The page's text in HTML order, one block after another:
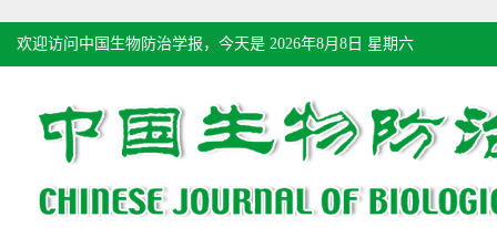
欢迎访问中国生物防治学报，今天是 2026年8月8日 星期六